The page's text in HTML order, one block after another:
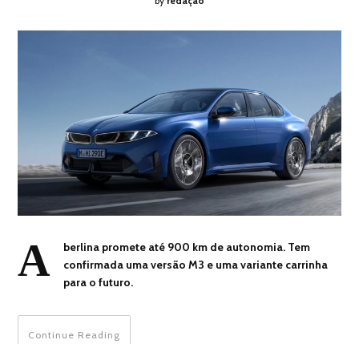
A
berlina promete até 900 km de autonomia. Tem
confirmada uma versão M3 e uma variante carrinha
para o futuro.
Continue Reading